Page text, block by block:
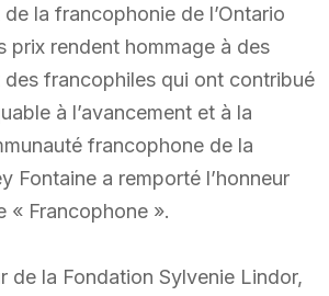
la francophonie de l’Ontario
prix rendent hommage à des
francophiles qui ont contribué
à l’avancement et à la
francophone de la
Fontaine a remporté l’honneur
« Francophone ».
de la Fondation Sylvenie Lindor,